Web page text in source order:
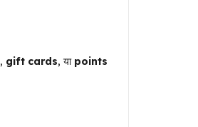
, gift cards, या points